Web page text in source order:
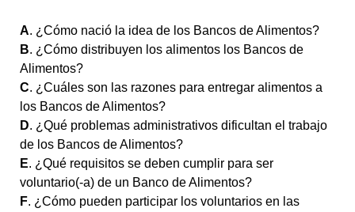
A. ¿Cómo nació la idea de los Bancos de Alimentos?
B. ¿Cómo distribuyen los alimentos los Bancos de
Alimentos?
C. ¿Cuáles son las razones para entregar alimentos a
los Bancos de Alimentos?
D. ¿Qué problemas administrativos dificultan el trabajo
de los Bancos de Alimentos?
E. ¿Qué requisitos se deben cumplir para ser
voluntario(-a) de un Banco de Alimentos?
F. ¿Cómo pueden participar los voluntarios en las